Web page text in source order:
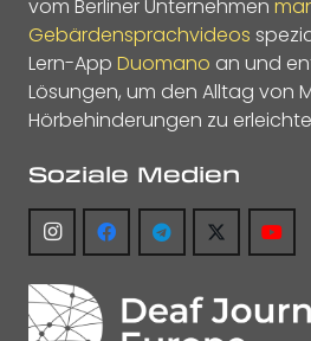
vom Berliner Unternehmen
Gebärdensprachvideos
Lern-App Duomano an und
Lösungen, um den Alltag von
Hörbehinderungen zu
Soziale Medien